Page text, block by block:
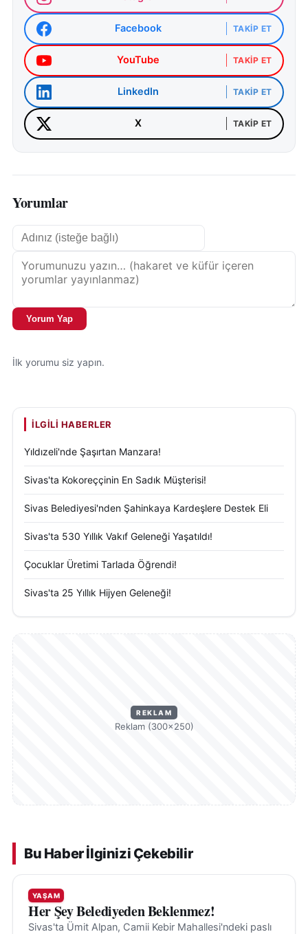
Facebook TAKIP ET
YouTube TAKIP ET
LinkedIn TAKIP ET
X TAKIP ET
Yorumlar
Yorum Yap
İlk yorumu siz yapın.
İLGILI HABERLER
Yıldızeli'nde Şaşırtan Manzara!
Sivas'ta Kokoreççinin En Sadık Müşterisi!
Sivas Belediyesi'nden Şahinkaya Kardeşlere Destek Eli
Sivas'ta 530 Yıllık Vakıf Geleneği Yaşatıldı!
Çocuklar Üretimi Tarlada Öğrendi!
Sivas'ta 25 Yıllık Hijyen Geleneği!
REKLAM
Reklam (300×250)
Bu Haber İlginizi Çekebilir
YAŞAM
Her Şey Belediyeden Beklenmez!
Sivas'ta Ümit Alpan, Camii Kebir Mahallesi'ndeki paslı